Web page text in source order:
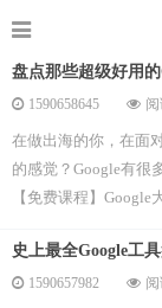
盘点那些超级好用
1590658645
在做出海的你，在面
的感觉？Google有很
【免费课程】Google
史上最全Google工
1590657982